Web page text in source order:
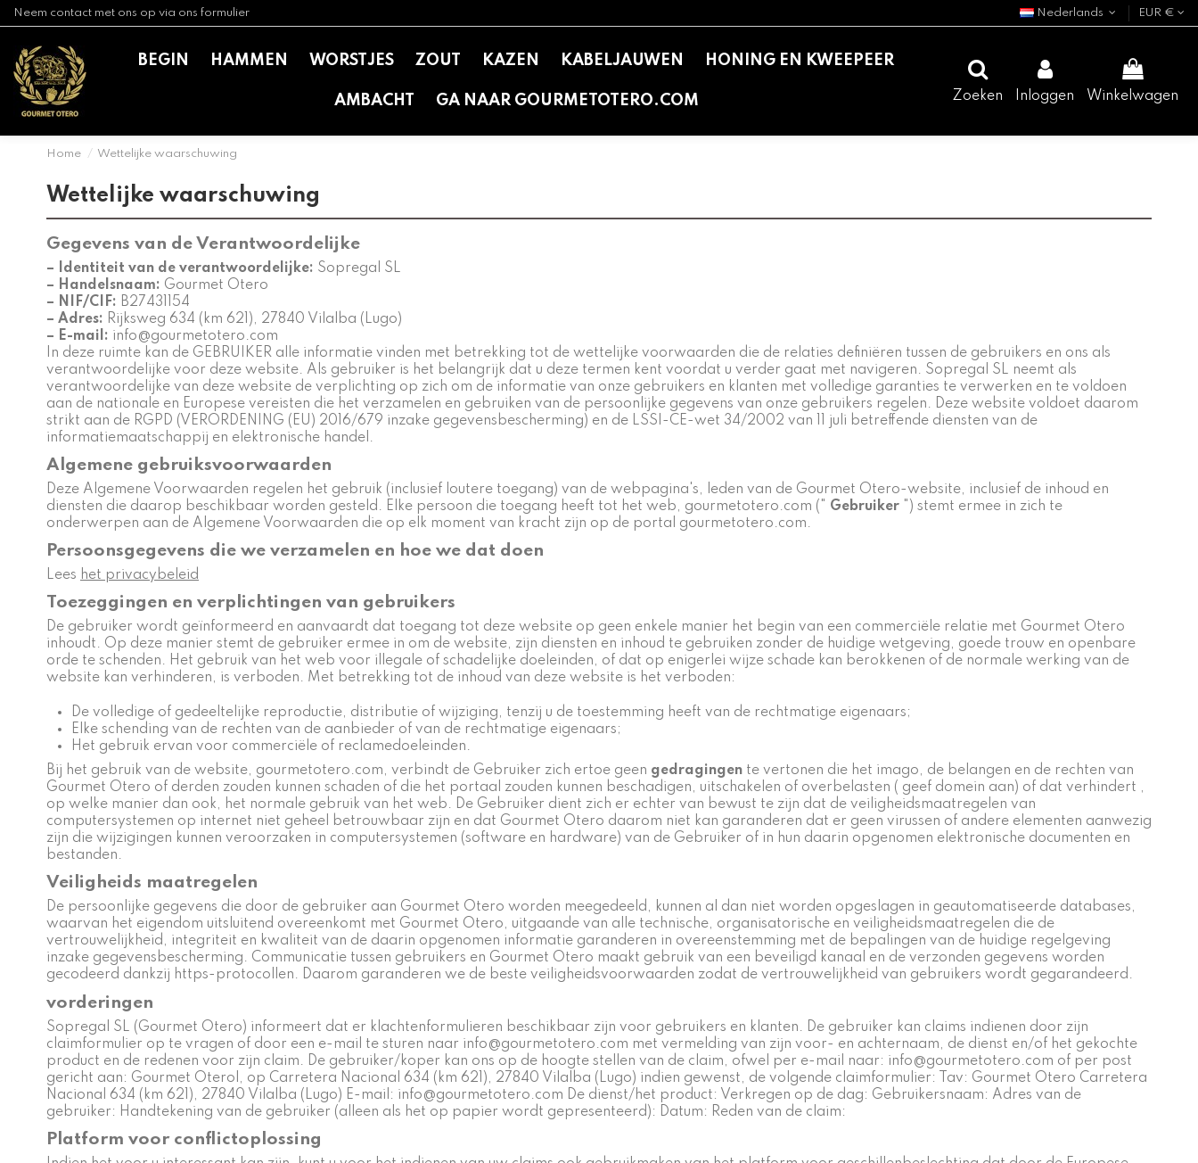
Neem contact met ons op via ons formulier Nederlands EUR €
BEGIN HAMMEN WORSTJES ZOUT KAZEN KABELJAUWEN HONING EN KWEEPEER
AMBACHT GA NAAR GOURMETOTERO.COM Zoeken Inloggen Winkelwagen
Home Wettelijke waarschuwing
Wettelijke waarschuwing
Gegevens van de Verantwoordelijke
– Identiteit van de verantwoordelijke: Sopregal SL
– Handelsnaam: Gourmet Otero
– NIF/CIF: B27431154
– Adres: Rijksweg 634 (km 621), 27840 Vilalba (Lugo)
– E-mail: info@gourmetotero.com
In deze ruimte kan de GEBRUIKER alle informatie vinden met betrekking tot de wettelijke voorwaarden die de relaties definiëren tussen de gebruikers en ons als
verantwoordelijke voor deze website. Als gebruiker is het belangrijk dat u deze termen kent voordat u verder gaat met navigeren. Sopregal SL neemt als
verantwoordelijke van deze website de verplichting op zich om de informatie van onze gebruikers en klanten met volledige garanties te verwerken en te voldoen
aan de nationale en Europese vereisten die het verzamelen en gebruiken van de persoonlijke gegevens van onze gebruikers regelen. Deze website voldoet daarom
strikt aan de RGPD (VERORDENING (EU) 2016/679 inzake gegevensbescherming) en de LSSI-CE-wet 34/2002 van 11 juli betreffende diensten van de
informatiemaatschappij en elektronische handel.
Algemene gebruiksvoorwaarden
Deze Algemene Voorwaarden regelen het gebruik (inclusief loutere toegang) van de webpagina's, leden van de Gourmet Otero-website, inclusief de inhoud en
diensten die daarop beschikbaar worden gesteld. Elke persoon die toegang heeft tot het web, gourmetotero.com (" Gebruiker ") stemt ermee in zich te
onderwerpen aan de Algemene Voorwaarden die op elk moment van kracht zijn op de portal gourmetotero.com.
Persoonsgegevens die we verzamelen en hoe we dat doen
Lees het privacybeleid
Toezeggingen en verplichtingen van gebruikers
De gebruiker wordt geïnformeerd en aanvaardt dat toegang tot deze website op geen enkele manier het begin van een commerciële relatie met Gourmet Otero
inhoudt. Op deze manier stemt de gebruiker ermee in om de website, zijn diensten en inhoud te gebruiken zonder de huidige wetgeving, goede trouw en openbare
orde te schenden. Het gebruik van het web voor illegale of schadelijke doeleinden, of dat op enigerlei wijze schade kan berokkenen of de normale werking van de
website kan verhinderen, is verboden. Met betrekking tot de inhoud van deze website is het verboden:
De volledige of gedeeltelijke reproductie, distributie of wijziging, tenzij u de toestemming heeft van de rechtmatige eigenaars;
Elke schending van de rechten van de aanbieder of van de rechtmatige eigenaars;
Het gebruik ervan voor commerciële of reclamedoeleinden.
Bij het gebruik van de website, gourmetotero.com, verbindt de Gebruiker zich ertoe geen gedragingen te vertonen die het imago, de belangen en de rechten van
Gourmet Otero of derden zouden kunnen schaden of die het portaal zouden kunnen beschadigen, uitschakelen of overbelasten ( geef domein aan) of dat verhindert ,
op welke manier dan ook, het normale gebruik van het web. De Gebruiker dient zich er echter van bewust te zijn dat de veiligheidsmaatregelen van
computersystemen op internet niet geheel betrouwbaar zijn en dat Gourmet Otero daarom niet kan garanderen dat er geen virussen of andere elementen aanwezig
zijn die wijzigingen kunnen veroorzaken in computersystemen (software en hardware) van de Gebruiker of in hun daarin opgenomen elektronische documenten en
bestanden.
Veiligheids maatregelen
De persoonlijke gegevens die door de gebruiker aan Gourmet Otero worden meegedeeld, kunnen al dan niet worden opgeslagen in geautomatiseerde databases,
waarvan het eigendom uitsluitend overeenkomt met Gourmet Otero, uitgaande van alle technische, organisatorische en veiligheidsmaatregelen die de
vertrouwelijkheid, integriteit en kwaliteit van de daarin opgenomen informatie garanderen in overeenstemming met de bepalingen van de huidige regelgeving
inzake gegevensbescherming. Communicatie tussen gebruikers en Gourmet Otero maakt gebruik van een beveiligd kanaal en de verzonden gegevens worden
gecodeerd dankzij https-protocollen. Daarom garanderen we de beste veiligheidsvoorwaarden zodat de vertrouwelijkheid van gebruikers wordt gegarandeerd.
vorderingen
Sopregal SL (Gourmet Otero) informeert dat er klachtenformulieren beschikbaar zijn voor gebruikers en klanten. De gebruiker kan claims indienen door zijn
claimformulier op te vragen of door een e-mail te sturen naar info@gourmetotero.com met vermelding van zijn voor- en achternaam, de dienst en/of het gekochte
product en de redenen voor zijn claim. De gebruiker/koper kan ons op de hoogte stellen van de claim, ofwel per e-mail naar: info@gourmetotero.com of per post
gericht aan: Gourmet Oterol, op Carretera Nacional 634 (km 621), 27840 Vilalba (Lugo) indien gewenst, de volgende claimformulier: Tav: Gourmet Otero Carretera
Nacional 634 (km 621), 27840 Vilalba (Lugo) E-mail: info@gourmetotero.com De dienst/het product: Verkregen op de dag: Gebruikersnaam: Adres van de
gebruiker: Handtekening van de gebruiker (alleen als het op papier wordt gepresenteerd): Datum: Reden van de claim:
Platform voor conflictoplossing